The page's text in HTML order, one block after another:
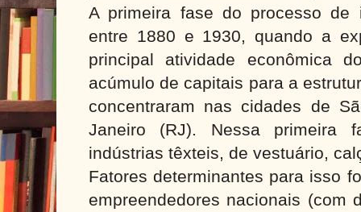
A primeira fase do processo de
entre 1880 e 1930, quando a
principal atividade econômica
acúmulo de capitais para a
concentraram nas cidades de
Janeiro (RJ). Nessa primeira
indústrias têxteis, de vestuário,
Fatores determinantes para isso
empreendedores nacionais (com